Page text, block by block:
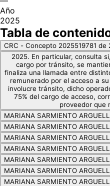
Año
2025
Tabla de
CRC - Concepto 2025519781 de
2025. En particular, consulta
cargo por tránsito, se
finaliza una llamada entre
remunerado por el acceso a
involucre tránsito, dicho
75% del cargo de acceso,
proveedor que
MARIANA SARMIENTO
MARIANA SARMIENTO
MARIANA SARMIENTO
MARIANA SARMIENTO
MARIANA SARMIENTO
MARIANA SARMIENTO
MARIANA SARMIENTO